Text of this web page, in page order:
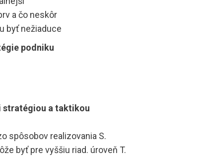
a čo neskôr
byť nežiaduce
podniku
stratégiou a taktikou
spôsobov realizovania S.
byť pre vyššiu riad. úroveň T.